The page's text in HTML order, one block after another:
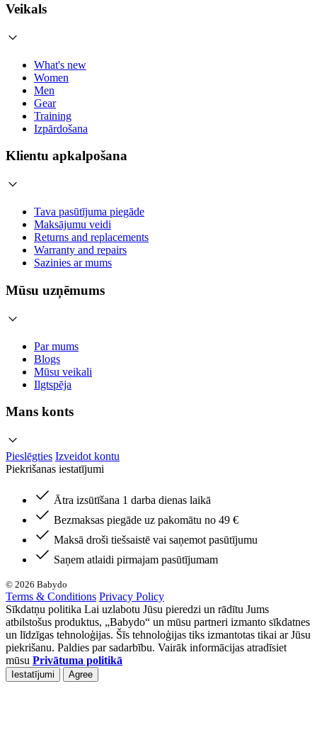
Veikals
What's new
Women
Men
Gear
Training
Izpārdošana
Klientu apkalpošana
Tava pasūtījuma piegāde
Maksājumu veidi
Returns and replacements
Warranty and repairs
Sazinies ar mums
Mūsu uzņēmums
Par mums
Blogs
Mūsu veikali
Ilgtspēja
Mans konts
Pieslēgties Izveidot kontu
Piekrišanas iestatījumi
Ātra izsūtīšana 1 darba dienas laikā
Bezmaksas piegāde uz pakomātu no 49 €
Maksā droši tiešsaistē vai saņemot pasūtījumu
Saņem atlaidi pirmajam pasūtījumam
© 2026 Babydo
Terms & Conditions Privacy Policy
Sīkdatņu politika Lai uzlabotu Jūsu pieredzi un rādītu Jums
atbilstošus produktus, „Babydo“ un mūsu partneri izmanto sīkdatnes
un līdzīgas tehnoloģijas. Šīs tehnoloģijas tiks izmantotas tikai ar Jūsu
piekrišanu. Paldies par sadarbību. Vairāk informācijas atradīsiet
mūsu Privātuma politikā
Iestatījumi Agree